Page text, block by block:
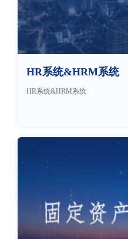
HR系统&HRM系统
HR系统&HRM系统